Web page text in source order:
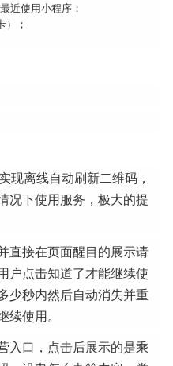
使用小程序；
；
现离线自动刷新二维码，
况下使用服务，极大的提
直接在页面醒目的展示请
户点击知道了才能继续使
少秒内然后自动消失并重
使用。
入口，点击后展示的是乘